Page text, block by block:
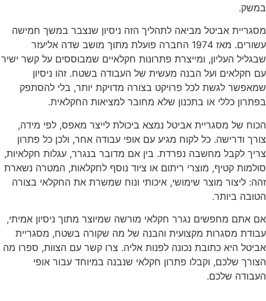
במשק.
מסגריית אביטל מביאה לתהליך הזה ניסיון שנצבר במשך חמישה
עשורים. מאז 1974 החברה פועלת מתוך מושב שדה אליעזר
שבגליל העליון, ומייצרת פתרונות חקלאיים שמבוססים על קשר ישיר
עם חקלאים ועל הבנה מעשית של העבודה בשטח. זהו ניסיון
שמאפשר לגשת לכל פרויקט בצורה מדויקת יותר, בלי להסתפק
בפתרון כללי או בתכנון שלא מחובר למציאות החקלאית.
הכוח של מסגריית אביטל נמצא ביכולת לייצר מאפס, לפי מידה,
צורך ודרישה. כל לקוח מגיע עם אופי עבודה אחר, ולכן כל פתרון
צריך לקבל מחשבה נפרדת. בין אם מדובר בנגרר, עגלות חקלאיות,
סולמות קטיף, מוצרי ריתום או ציוד נוסף לחקלאות, המטרה נשארת
זהה: ליצור מוצר שימושי, איכותי ונוח שמשרת את החקלאי בצורה
הטובה ביותר.
אם אתם מחפשים נגרר חקלאי מורשה שמיוצר מתוך ניסיון אמיתי,
עבודת מסגרות מקצועית והבנה של מה שקורה בשטח, מסגריית
אביטל היא כתובת נכונה לפנות אליה. צרו קשר עם הצוות, ספרו מה
הצורך שלכם, וקבלו פתרון חקלאי שנבנה במיוחד עבור אופי
העבודה שלכם.